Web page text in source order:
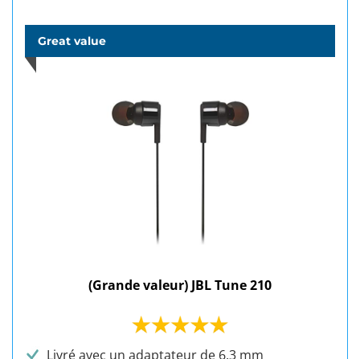
Great value
(Grande valeur) JBL Tune 210
Livré avec un adaptateur de 6,3 mm